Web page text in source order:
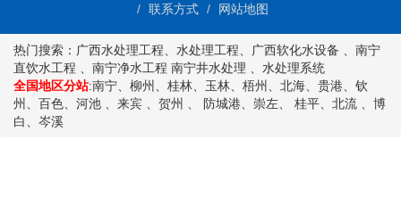
联系方式
网站地图
热门搜索： 广西水处理工程、 水处理工程、 广西软化水设备 、 南宁
直饮水工程 、 南宁净水工程 南宁井水处理 、 水处理系统
全国地区分站:南宁、 柳州 、 桂林、 玉林、 梧州 、 北海、 贵港、 钦
州 、 百色、 河池 、 来宾 、 贺州 、 防城港、 崇左、 桂平、 北流 、 博
白、 岑溪